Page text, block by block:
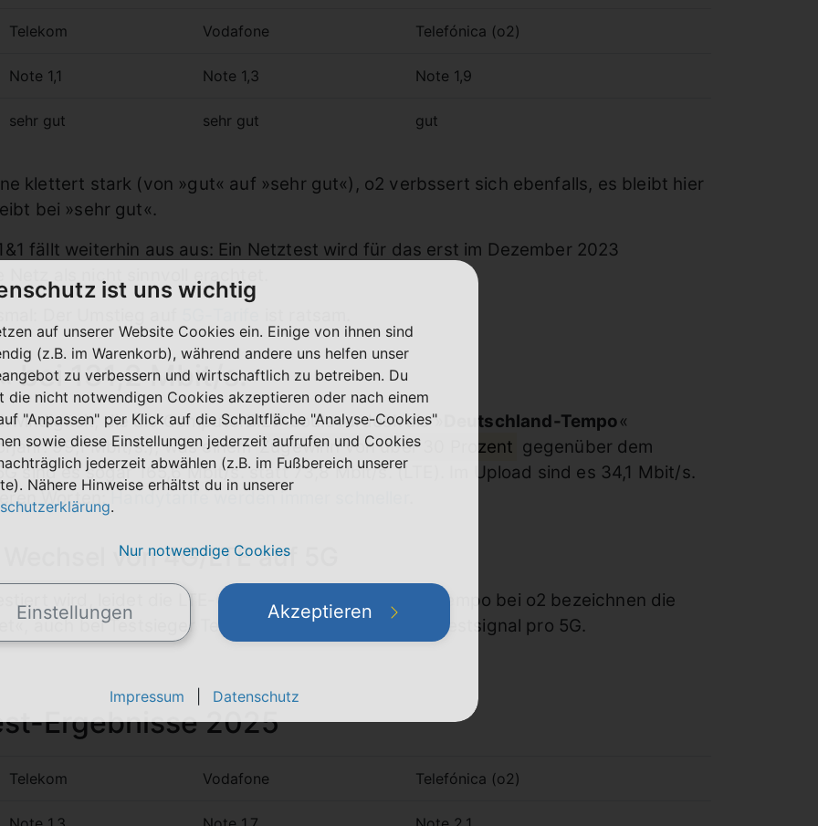
Telekom Vodafone Telefónica (o2)
Note 1,1 Note 1,3 Note 1,9
sehr gut sehr gut gut
klettert stark (von »gut« auf »sehr gut«), o2 verbssert sich ebenfalls, es bleibt hier
bei »sehr gut«.
fällt weiterhin aus aus: Ein Netztest wird für das erst im Dezember 2023
als nicht sinnvoll erachtet.
Der Umstieg auf
bei 131,2 Mbit/s.
die die ComputerBILD boulevardesk als » Deutschland-Tempo«
99,1 Mbit/s.), was einemZugewinn von über 30 Prozent gegenüber dem
sind es sogar 165,6 Mbit/s. statt 73,8 Mbit/s. (LTE). Im Upload sind es 34,1 Mbit/s.
Worten:
Handytarife werden immer schneller
von 4G/LTE auf 5G
wird, leidet die LTE-Geschwindigkeit: Das LTE-Tempo bei o2 bezeichnen die
auch bei Testsieger Telekom. Ein erneutes klares Testsignal pro 5G.
Ergebnisse 2025
Telekom Vodafone Telefónica (o2)
ist uns wichtig
auf unserer Website Cookies ein. Einige von ihnen sind
(z.B. im Warenkorb), während andere uns helfen unser
zu verbessern und wirtschaftlich zu betreiben. Du
die nicht notwendigen Cookies akzeptieren oder nach einem
"Anpassen" per Klick auf die Schaltfläche "Analyse-Cookies"
sowie diese Einstellungen jederzeit aufrufen und Cookies
jederzeit abwählen (z.B. im Fußbereich unserer
Nähere Hinweise erhältst du in unserer
.
Nur notwendige Cookies
Einstellungen Akzeptieren
Impressum Datenschutz